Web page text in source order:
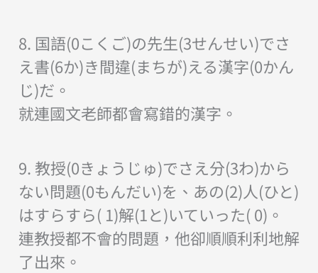
8. 国語(0こくご)の先生(3せんせい)でさ
え書(6か)き間違(まちが)える漢字(0かん
じ)だ。
就連國文老師都會寫錯的漢字。
9. 教授(0きょうじゅ)でさえ分(3わ)から
ない問題(0もんだい)を、あの(2)人(ひと)
はすらすら( 1)解(1と)いていった( 0)。
連教授都不會的問題，他卻順順利利地解
了出來。